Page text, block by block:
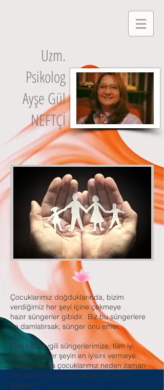
Uzm.
Psikolog
Ayşe Gül
NEFTÇİ
Çocuklarımız doğduklarında, bizim
verdiğimiz her şeyi içine çekmeye
hazır süngerler gibidir. Biz bu süngerlere
ne damlatırsak, sünger onu emer.
Peki biz sevgili süngerlerimize, tüm iyi
niyetimizle her şeyin en iyisini vermeye
çalışıyoruz da çocuklarımız neden zaman
zaman bizim onaylamadığımız şeyler
yapıyor?